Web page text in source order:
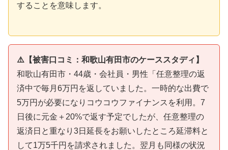
することを意味します。
⚠️【被害口コミ：和歌山有田市のケーススタディ】
和歌山有田市・44歳・会社員・男性「任意整理の返
済中で毎月6万円を返していました。一時的な出費で
5万円が必要になりコウコウファイナンスを利用。7
日後に元金＋20%で返す予定でしたが、任意整理の
返済日と重なり3日延長をお願いしたところ延滞料と
して1万5千円を請求されました。翌月も同様の状況